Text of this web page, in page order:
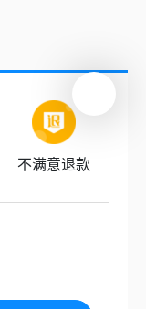
不满意退款